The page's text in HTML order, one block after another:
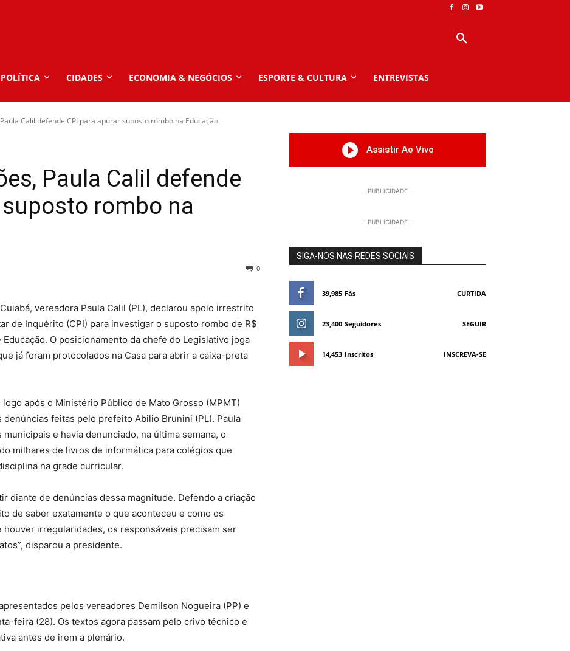
POLÍTICA CIDADES ECONOMIA & NEGÓCIOS ESPORTE & CULTURA ENTREVISTAS
Calil defende CPI para apurar suposto rombo na Educação
Paula Calil defende
rombo na
0
vereadora Paula Calil (PL), declarou apoio irrestrito
de Inquérito (CPI) para investigar o suposto rombo de R$
O posicionamento da chefe do Legislativo joga
já foram protocolados na Casa para abrir a caixa-preta
após o Ministério Público de Mato Grosso (MPMT)
feitas pelo prefeito Abilio Brunini (PL). Paula
e havia denunciado, na última semana, o
milhares de livros de informática para colégios que
na grade curricular.
diante de denúncias dessa magnitude. Defendo a criação
de saber exatamente o que aconteceu e como os
irregularidades, os responsáveis precisam ser
disparou a presidente.
pelos vereadores Demilson Nogueira (PP) e
feira (28). Os textos agora passam pelo crivo técnico e
antes de irem a plenário.
Assistir Ao Vivo
- PUBLICIDADE -
- PUBLICIDADE -
SIGA-NOS NAS REDES SOCIAIS
39,985 Fãs CURTIDA
23,400 Seguidores SEGUIR
14,453 Inscritos INSCREVA-SE